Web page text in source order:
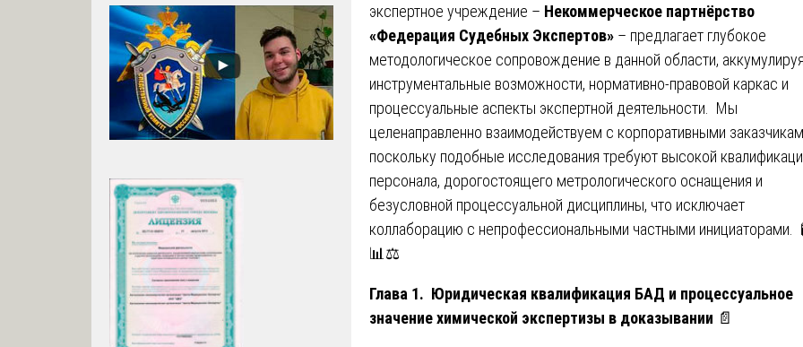
экспертное учреждение – Некоммерческое партнёрство
«Федерация Судебных Экспертов» – предлагает глубокое
методологическое сопровождение в данной области, аккумулируя
инструментальные возможности, нормативно-правовой каркас и
процессуальные аспекты экспертной деятельности. Мы
целенаправленно взаимодействуем с корпоративными
поскольку подобные исследования требуют высокой
персонала, дорогостоящего метрологического оснащения и
безусловной процессуальной дисциплины, что исключает
коллаборацию с непрофессиональными частными инициаторами.
📊⚖️
Глава 1. Юридическая квалификация БАД и процессуальное
значение химической экспертизы в доказывании 📄